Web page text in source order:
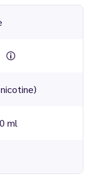
ml